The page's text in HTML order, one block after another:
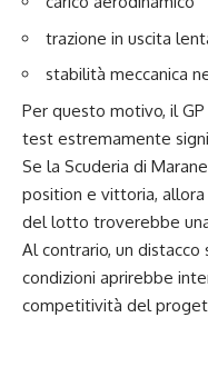
trazione in uscita
stabilità meccanica
Per questo motivo, il
test estremamente
Se la Scuderia di
position e vittoria,
del lotto troverebbe
Al contrario, un
condizioni aprirebbe
competitività del